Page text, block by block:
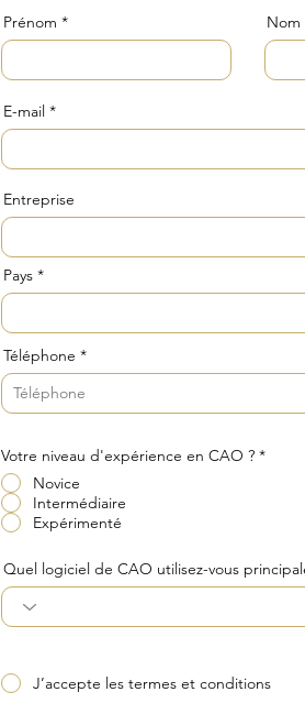
Prénom Nom
E-mail
Entreprise
Pays
Téléphone
Votre niveau d'expérience en CAO ? *
Novice
Intermédiaire
Expérimenté
Quel logiciel de CAO utilisez-vous
J’accepte les termes et conditions